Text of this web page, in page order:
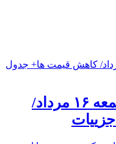
قیمت طلا و سکه امروز جمعه ۱۶ مرداد/